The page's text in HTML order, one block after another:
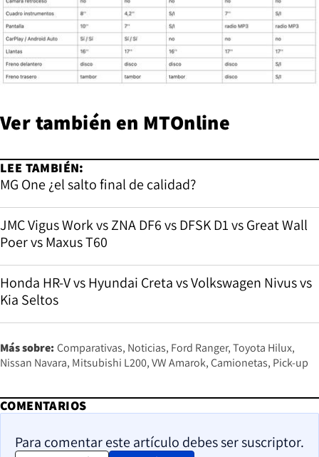
Ver también en MTOnline
LEE TAMBIÉN:
MG One ¿el salto final de calidad?
JMC Vigus Work vs ZNA DF6 vs DFSK D1 vs Great Wall
Poer vs Maxus T60
Honda HR-V vs Hyundai Creta vs Volkswagen Nivus vs
Kia Seltos
Más sobre: Comparativas Noticias Ford Ranger Toyota Hilux
Nissan Navara Mitsubishi L200 VW Amarok Camionetas Pick-up
COMENTARIOS
Para comentar este artículo debes ser suscriptor.